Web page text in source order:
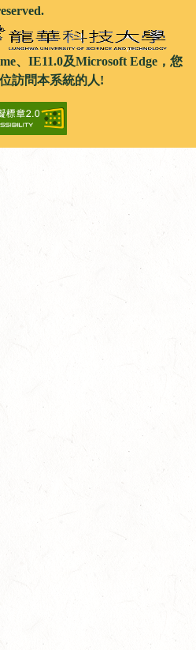
、IE11.0及Microsoft Edge，您
訪問本系統的人!